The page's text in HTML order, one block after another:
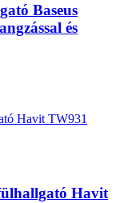
Baseus
és
Havit